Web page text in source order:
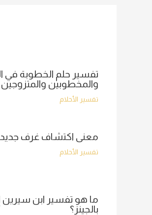
تفسير حلم الخطوبة في
والمخطوبين والمتزوجين
تفسير الأحلام
معنى اكتشاف غرف
تفسير الأحلام
ما هو تفسير ابن سيرين
بالجينز؟